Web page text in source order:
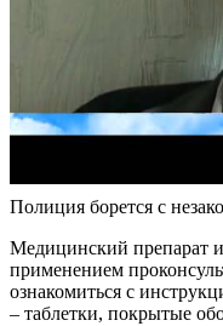
Полиция борется с
Медицинский препарат
применением
ознакомиться с
– таблетки, покрытые